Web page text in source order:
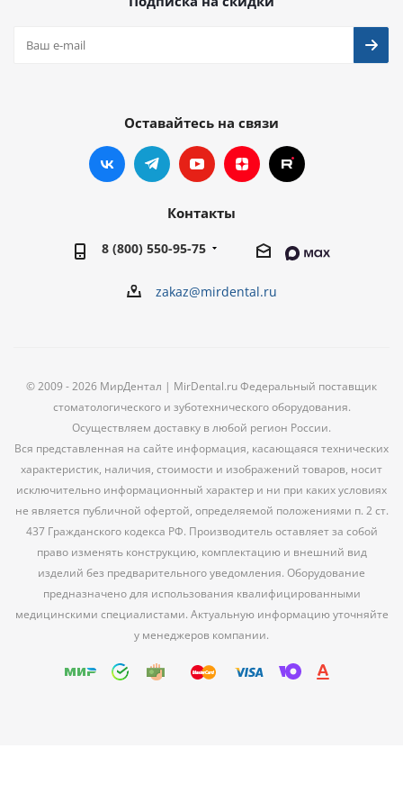
Оставайтесь на связи
Контакты
8 (800) 550-95-75
zakaz@mirdental.ru
© 2009 - 2026 МирДентал | MirDental.ru Федеральный поставщик
стоматологического и зуботехнического оборудования.
Осуществляем доставку в любой регион России.
Вся представленная на сайте информация, касающаяся технических
характеристик, наличия, стоимости и изображений товаров, носит
исключительно информационный характер и ни при каких условиях
не является публичной офертой, определяемой положениями п. 2 ст.
437 Гражданского кодекса РФ. Производитель оставляет за собой
право изменять конструкцию, комплектацию и внешний вид
изделий без предварительного уведомления. Оборудование
предназначено для использования квалифицированными
медицинскими специалистами. Актуальную информацию уточняйте
у менеджеров компании.